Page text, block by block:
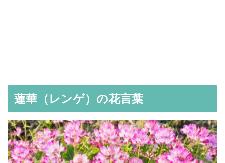
蓮華（レンゲ）の花言葉